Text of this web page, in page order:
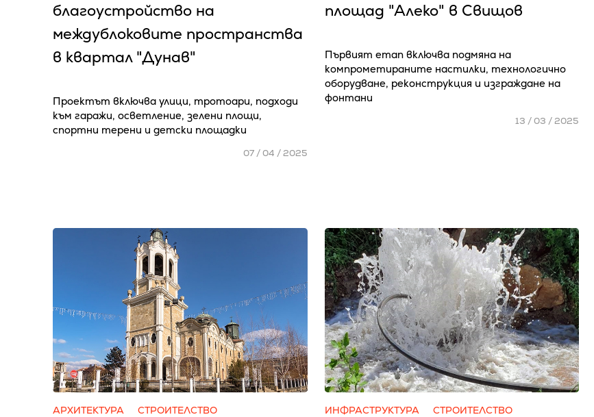
благоустройство на
междублоковите пространства
в квартал "Дунав"
Проектът включва улици, тротоари, подходи
към гаражи, осветление, зелени площи,
спортни терени и детски площадки
07 / 04 / 2025
площад "Алеко" в Свищов
Първият етап включва подмяна на
компрометираните настилки, технологично
оборудване, реконструкция и изграждане на
фонтани
13 / 03 / 2025
АРХИТЕКТУРА СТРОИТЕЛСТВО ИНФРАСТРУКТУРА СТРОИТЕЛСТВО